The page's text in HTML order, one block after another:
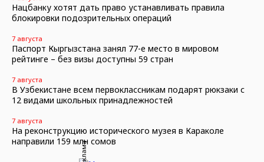
Нацбанку хотят дать право устанавливать правила
блокировки подозрительных операций
7 августа
Паспорт Кыргызстана занял 77-е место в мировом
рейтинге – без визы доступны 59 стран
7 августа
В Узбекистане всем первоклассникам подарят рюкзаки с
12 видами школьных принадлежностей
7 августа
На реконструкцию исторического музея в Караколе
направили 159 млн сомов
Реклама